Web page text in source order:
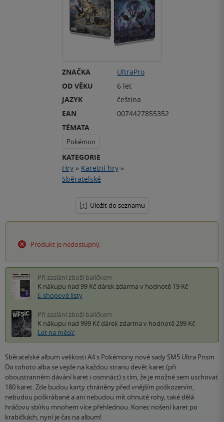
ZNAČKA
UltraPro
OD VĚKU
6 let
JAZYK
čeština
EAN
0074427855352
TÉMATA
Pokémon
KATEGORIE
Hry » Karetní hry »
Sběratelské
Uložit do seznamu
Produkt je nedostupný.
Při zaslání zboží balíčkem
K nákupu nad 99 Kč dárek zdarma v hodnotě 19 Kč
E-shopové listy
Při zaslání zboží balíčkem
K nákupu nad 999 Kč dárek zdarma v hodnotě 299 Kč
Let na měsíc
Sběratelské album velikosti A4 s Pokémony nové sady SM5 Ultra Prism
Do tohoto alba se vejde na každou stranu devět karet (při
oboustranném dávání karet i osmnáct) s tím, že je možné sem uschovat
180 karet. Zde budou karty chráněny před vnějším poškozením,
nebudou poškrábané a ani nebudou mít ohnuté rohy, také dělá
hráčovu sbírku mnohem více přehlednou. Konec nošení karet po
krabičkách, nyní je čas na album!